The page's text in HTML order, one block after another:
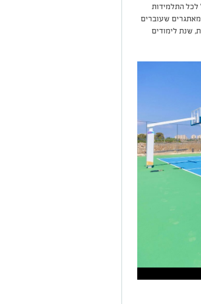
לכל התלמידות
שעוברים
שנת לימודים